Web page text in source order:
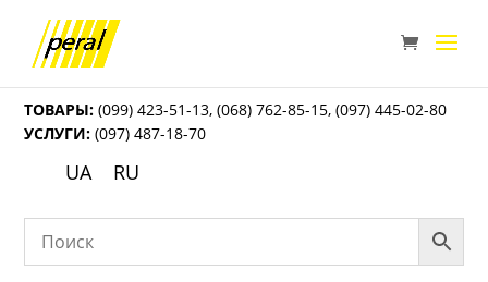
ТОВАРЫ: (099) 423-51-13,(068) 762-85-15,(097) 445-02-80
УСЛУГИ: (097) 487-18-70
UA RU